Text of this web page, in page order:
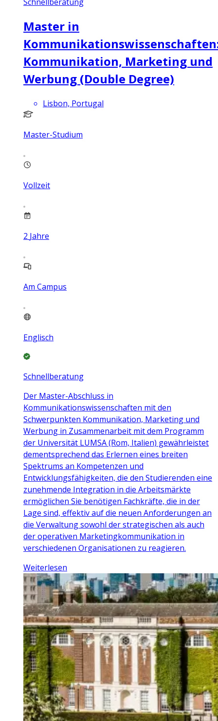
Master in
Kommunikation, Marketing und
Werbung (Double Degree)
Lisbon, Portugal
Master-Studium
Vollzeit
2 Jahre
Am Campus
Englisch
Schnellberatung
Der Master-Abschluss in
Kommunikationswissenschaften mit den
Schwerpunkten Kommunikation, Marketing und
Werbung in Zusammenarbeit mit dem Programm
der Universität LUMSA (Rom, Italien) gewährleistet
dementsprechend das Erlernen eines breiten
Spektrums an Kompetenzen und
Entwicklungsfähigkeiten, die den Studierenden eine
zunehmende Integration in die Arbeitsmärkte
ermöglichen Sie benötigen Fachkräfte, die in der
Lage sind, effektiv auf die neuen Anforderungen an
die Verwaltung sowohl der strategischen als auch
der operativen Marketingkommunikation in
verschiedenen Organisationen zu reagieren.
Weiterlesen